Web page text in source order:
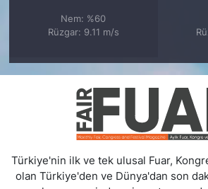
Nem: %60
Rüzgar: 9.11 m/s
Türkiye'nin ilk ve tek ulusal Fuar,
olan Türkiye'den ve Dünya'dan son